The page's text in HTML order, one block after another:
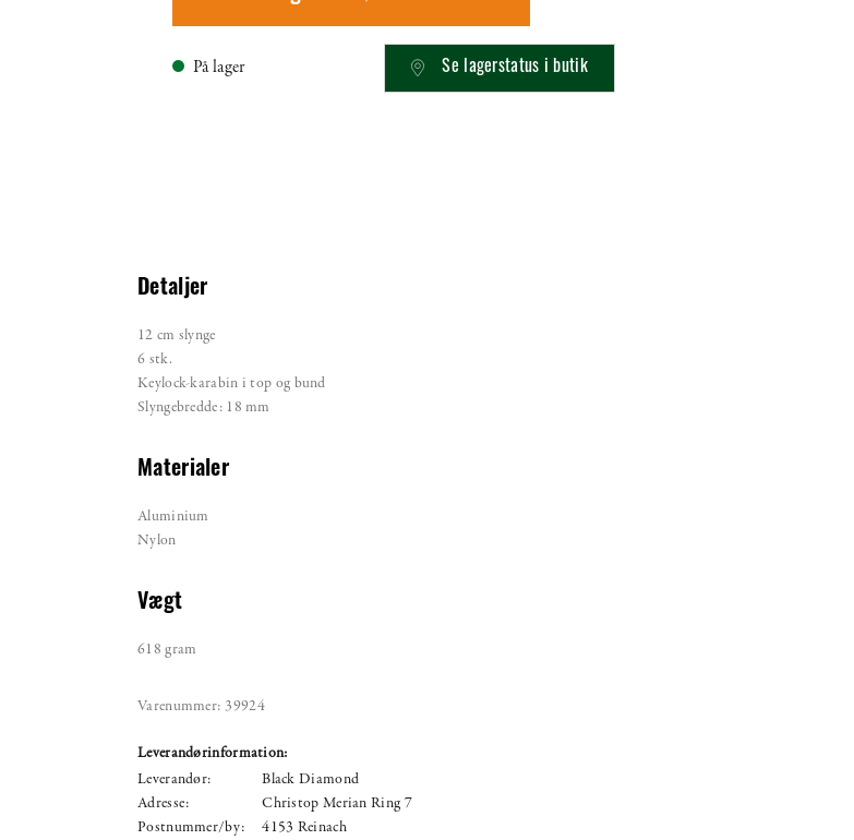
På lager Se lagerstatus i butik
Detaljer
12 cm slynge
6 stk.
Keylock-karabin i top og bund
Slyngebredde: 18 mm
Materialer
Aluminium
Nylon
Vægt
618 gram
Varenummer: 39924
Leverandørinformation:
Leverandør:
Black Diamond
Adresse:
Christop Merian Ring 7
Postnummer/by:
4153 Reinach